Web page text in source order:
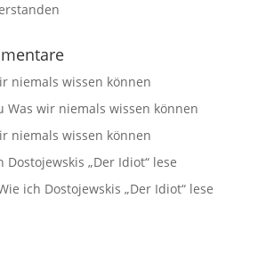
niemals wissen können
Was wir niemals wissen können
niemals wissen können
Dostojewskis „Der Idiot“ lese
ich Dostojewskis „Der Idiot“ lese